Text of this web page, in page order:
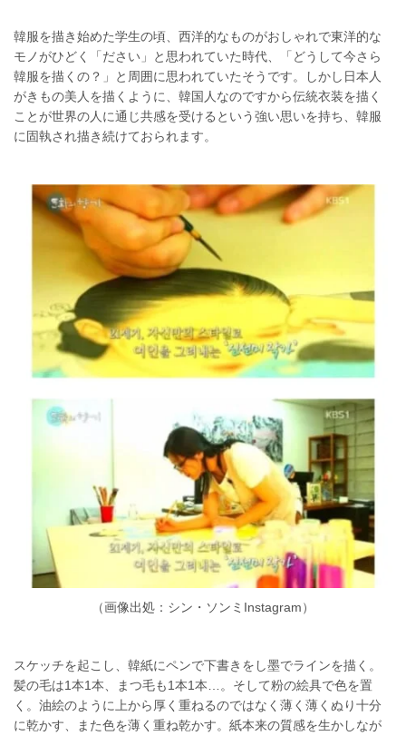
韓服を描き始めた学生の頃、西洋的なものがおしゃれで東洋的な
モノがひどく「ださい」と思われていた時代、「どうして今さら
韓服を描くの？」と周囲に思われていたそうです。しかし日本人
がきもの美人を描くように、韓国人なのですから伝統衣装を描く
ことが世界の人に通じ共感を受けるという強い思いを持ち、韓服
に固執され描き続けておられます。
（画像出処：シン・ソンミInstagram）
スケッチを起こし、韓紙にペンで下書きをし墨でラインを描く。
髪の毛は1本1本、まつ毛も1本1本…。そして粉の絵具で色を置
く。油絵のように上から厚く重ねるのではなく薄く薄くぬり十分
に乾かす、また色を薄く重ね乾かす。紙本来の質感を生かしなが